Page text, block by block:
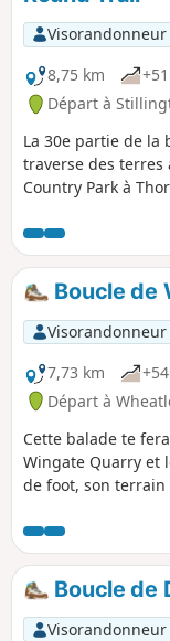
Visorandonneur
8,75 km
Départ à
La 30e partie de la
traverse des terres
Country Park à
d'une ancienne voie
Boucle de
Visorandonneur
7,73 km
Départ à
Cette balade te
Wingate Quarry et
de foot, son terrain
passe par le site
retour, suit
Boucle de
Visorandonneur